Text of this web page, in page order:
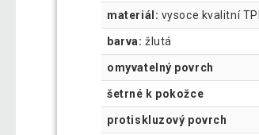
materiál: vysoce kvalitní
barva: žlutá
omyvatelný povrch
šetrné k pokožce
protiskluzový povrch